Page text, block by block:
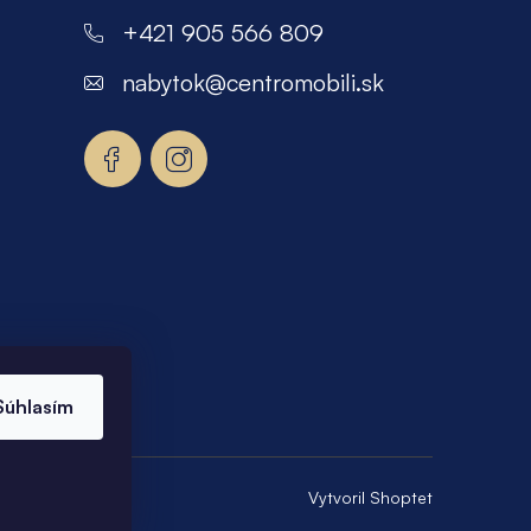
+421 905 566 809
nabytok@centromobili.sk
Vytvoril Shoptet